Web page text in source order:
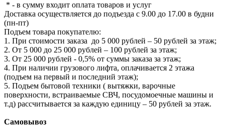
* - в сумму входит оплата товаров и услуг
Доставка осуществляется до подъезда с 9.00 до 17.00 в будни
(пн-пт)
Подъем товара покупателю:
1. При стоимости заказа до 5 000 рублей – 50 рублей за этаж;
2. От 5 000 до 25 000 рублей – 100 рублей за этаж;
3. От 25 000 рублей - 0,5% от суммы заказа за этаж;
4. При наличии грузового лифта, оплачивается 2 этажа
(подъем на первый и последний этаж);
5. Подъем бытовой техники ( вытяжки, варочные
поверхности, встраиваемые СВЧ, посудомоечные машины и
т.д) рассчитывается за каждую единицу – 50 рублей за этаж.
Самовывоз